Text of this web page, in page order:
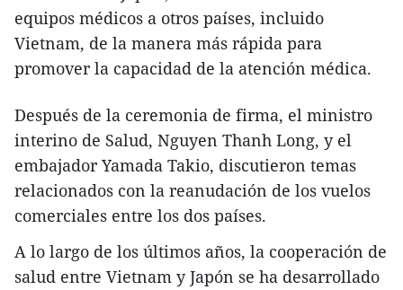
equipos médicos a otros países, incluido
Vietnam, de la manera más rápida para
promover la capacidad de la atención médica.
Después de la ceremonia de firma, el ministro
interino de Salud, Nguyen Thanh Long, y el
embajador Yamada Takio, discutieron temas
relacionados con la reanudación de los vuelos
comerciales entre los dos países.
A lo largo de los últimos años, la cooperación de
salud entre Vietnam y Japón se ha desarrollado